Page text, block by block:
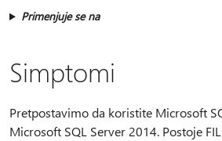
Primenjuje se na
Simptomi
Pretpostavimo da koristite Microsoft
Microsoft SQL Server 2014. Postoje